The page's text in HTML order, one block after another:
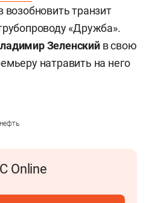
возобновить транзит
«Дружба».
Зеленскийв свою
натравить на него
Online